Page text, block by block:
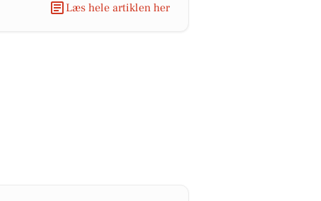
Læs hele artiklen her